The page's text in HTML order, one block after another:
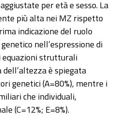
per età e sesso. La
più alta nei MZ rispetto
indicazione del ruolo
nell’espressione di
strutturali
è spiegata
genetici (A=80%), mentre i
che individuali,
(C=12%; E=8%).